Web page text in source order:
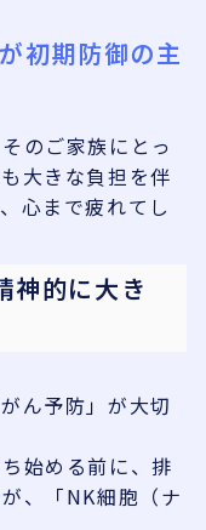
初期防御の主
のご家族にとっ
大きな負担を伴
心まで疲れてし
的に大き
ん予防」が大切
始める前に、排
、「NK細胞（ナ